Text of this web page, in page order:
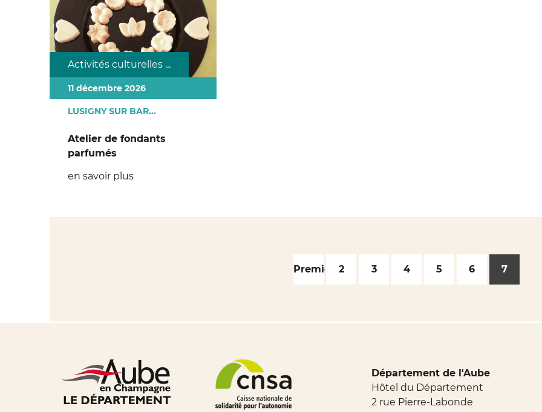
Activités culturelles ...
11 décembre 2026
LUSIGNY SUR BAR...
Atelier de fondants
parfumés
en savoir plus
Première2 3 4 5 6 7
Département de l'Aube
Hôtel du Département
2 rue Pierre-Labonde